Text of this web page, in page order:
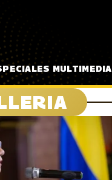
MULTIMEDIA